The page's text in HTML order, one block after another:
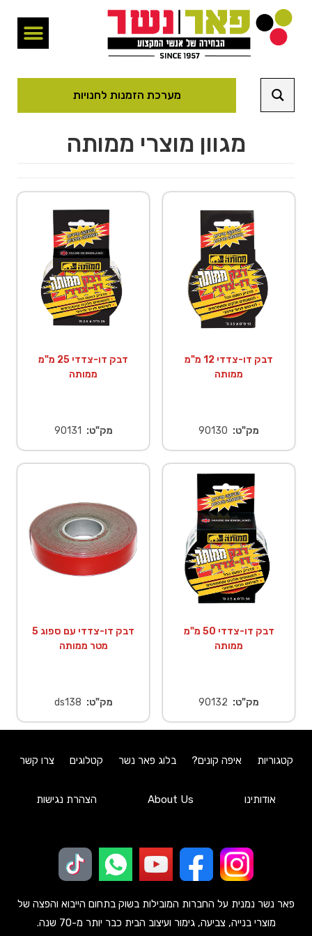
מערכת הזמנות לחנויות
מגוון מוצרי ממותה
דבק דו-צדדי 12 מ"מ
ממותה
מק"ט: 90130
דבק דו-צדדי 25 מ"מ
ממותה
מק"ט: 90131
דבק דו-צדדי 50 מ"מ
ממותה
מק"ט: 90132
דבק דו-צדדי עם ספוג 5
מטר ממותה
מק"ט: ds138
קטגוריות איפה קונים? בלוג פאר נשר קטלוגים צרו קשר
אודותינו About Us הצהרת נגישות
פאר נשר נמנית על החברות המובילות בשוק בתחום הייבוא והפצה של
מוצרי בנייה, צביעה, גימור ועיצוב הבית כבר יותר מ-70 שנה.